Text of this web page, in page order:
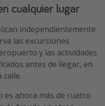
cualquier lugar
independientemente
las excursiones
y las actividades
antes de llegar, en
es ahora más de cuatro